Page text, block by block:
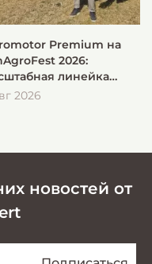
Premium на
2026:
линейка
для быстрой и
2026
новостей от